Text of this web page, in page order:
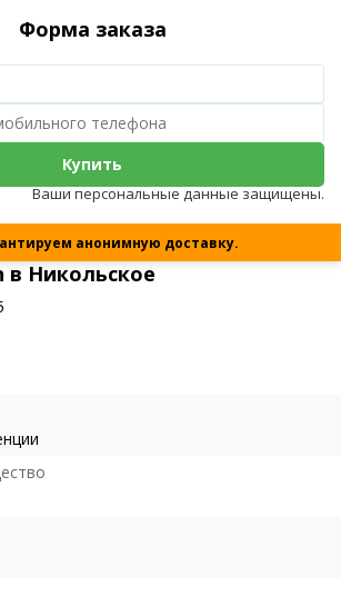
в Никольское
Форма заказа
Купить
Ваши персональные данные защищены.
анонимную доставку.